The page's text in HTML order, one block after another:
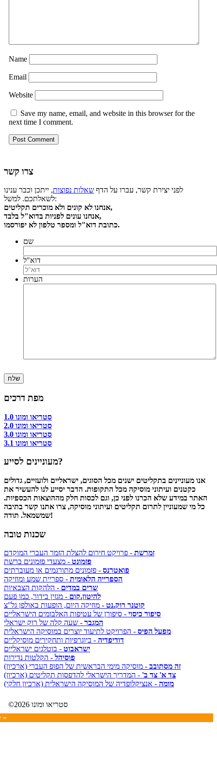
Name
Email
Website
Save my name, email, and website in this browser for the
next time I comment.
צרו קשר
לפני יצירת קשר, עברו על הדף שאלות נפוצות, ייתכן וכבר ענינו
לשאלתכם. למשל:
אנחנו לא קונים ולא מוכרים תקליטים,
אנחנו עונים לפניות בדוא"ל בלבד,
כתובת דוא"ל ומספר טלפון לא יפורסמו.
שם
דוא"ל
הערות
מפת דרכים
סטריאו ומונו 1.0
סטריאו ומונו 2.0
סטריאו ומונו 3.0
סטריאו ומונו 3.1
מעוניינים לסייע?
אנו מעוניינים בתקליטים ישנים מכל הסוגים, ישראליים ולועזיים, גדולים
כקטנים ועיתוני מוסיקה מכל התקופות. הדבר יסייע לנו להעשיר את
האתר במידע שלא הכרנו לפני כן, וגם לכסות חלק מההוצאות הכספיות.
כל מי שמעוניין לתרום תקליטים ועיתוני מוסיקה, צרו אתנו קשר בתיבה
שמשמאל. תודה!
שכנות טובה
זמרשת - פרויקט חירום להצלת הזמר העברי המוקדם
פזמונט - מצעדי פזמונים ברשת
פואטרנס - פזמונים מתורגמים או מעוברתים
הספרייה הלאומית - ספריית שמע ומוזיקה
שרים במדים - הלהקות הצבאיות
להיטון.קום - מגזין בידור, כמו פעם
קוטנר רוק.נט - מוזיקה היום, הופעות באולפן גל"צ
סיפור כיסוי - סיפורן של עטיפות האלבומים הישראליים
המגבר - שעה קלה של רוק ישראלי
מפעל הפיס - הפרויקט לתיעוד יוצרים במוסיקה הישראלית
דודיפדיה - ביוגרפיות ותחקירים מוסיקליים
ישראבוט - בוטלגים ישראליים
פוסיהל - הקלטות נדירות
זה מסתובב - מוסיקה מימי הבראשית של הפופ העברי (ארכיון)
צד א' צד ב' - המדריך הישראלי להדפסות תקליטים (ארכיון)
מומה - אנציקלופדיה של המוסיקה הישראלית (ארכיון חלקי)
©2026 סטריאו ומונו
»